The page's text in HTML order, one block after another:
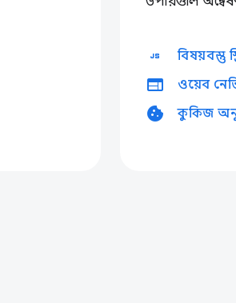
javascript বিষয়বস্তু
web ওয়েব
cookie কুকিজ